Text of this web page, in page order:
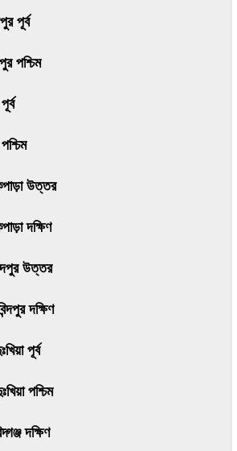
পূর্ব
পশ্চিম
উত্তর
দক্ষিণ
উত্তর
দক্ষিণ
পূর্ব
পশ্চিম
দক্ষিণ